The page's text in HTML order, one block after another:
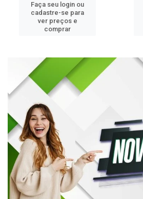
Faça seu login ou
cadastre-se para
ver preços e
comprar